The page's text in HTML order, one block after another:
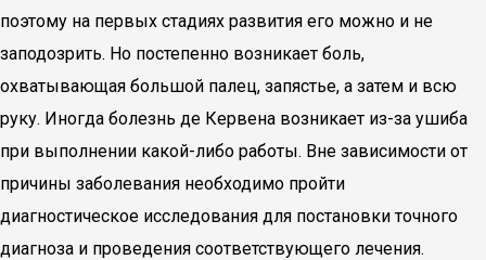
поэтому на первых стадиях развития его можно и не
заподозрить. Но постепенно возникает боль,
охватывающая большой палец, запястье, а затем и всю
руку. Иногда болезнь де Кервена возникает из-за ушиба
при выполнении какой-либо работы. Вне зависимости от
причины заболевания необходимо пройти
диагностическое исследования для постановки точного
диагноза и проведения соответствующего лечения.